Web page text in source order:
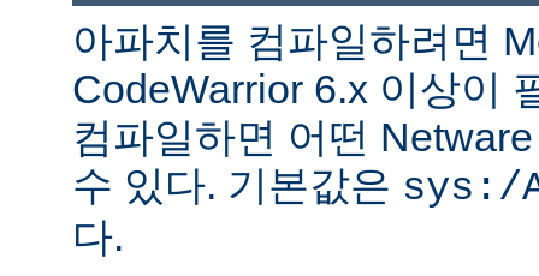
아파치를 컴파일하려면
CodeWarrior 6.x 이상이
컴파일하면 어떤
수 있다. 기본값은 sys:/
다.